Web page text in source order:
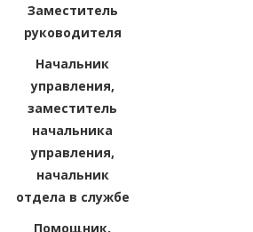
Заместитель
руководителя
Начальник
управления,
заместитель
начальника
управления,
начальник
отдела в службе
Помощник,